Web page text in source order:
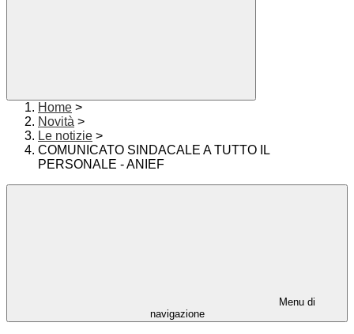
Home >
Novità >
Le notizie >
COMUNICATO SINDACALE A TUTTO IL
PERSONALE - ANIEF
Menu di
navigazione